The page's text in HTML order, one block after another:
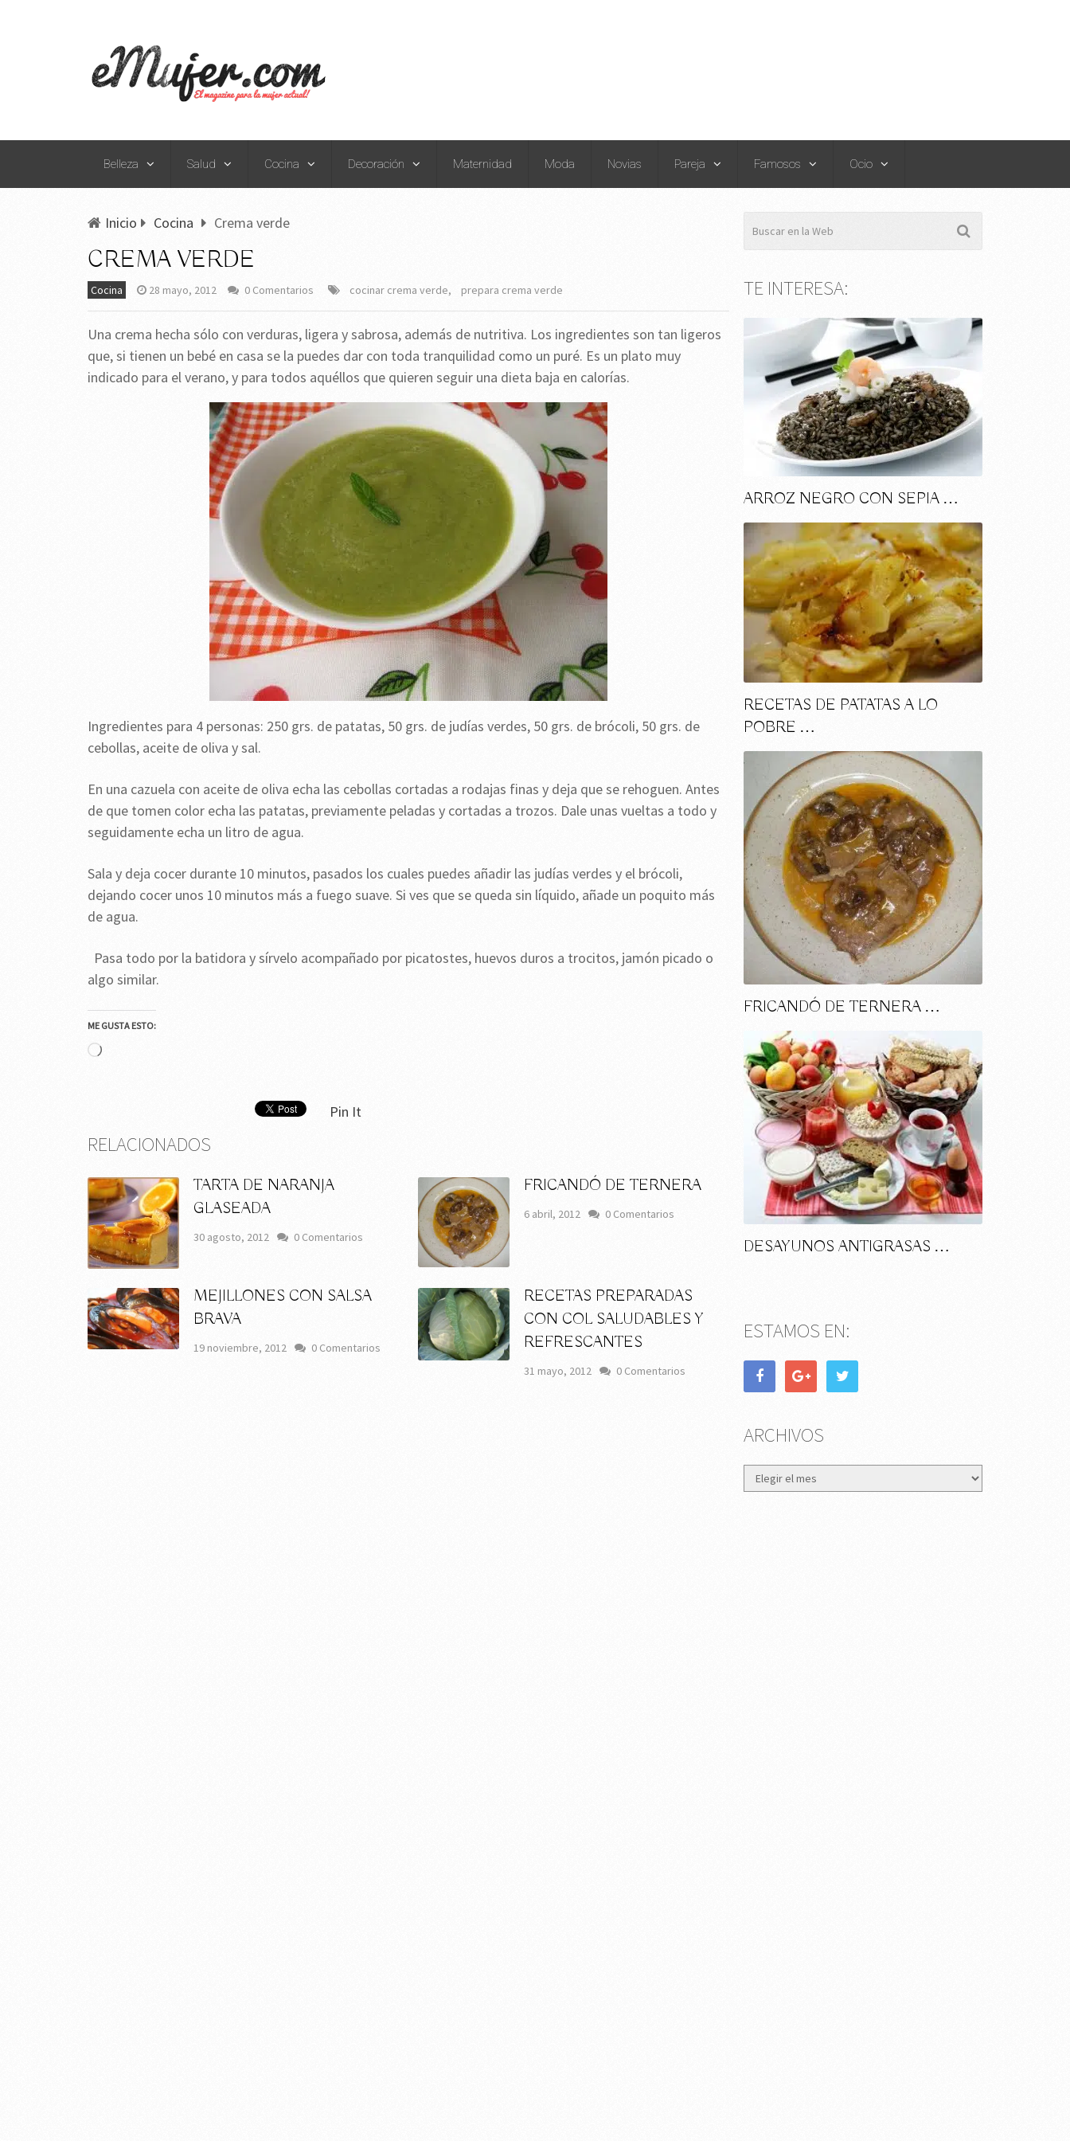
Belleza Salud Cocina Decoración Maternidad Moda Novias Pareja Famosos Ocio
Inicio Cocina Crema verde
CREMA VERDE
Cocina 28 mayo, 2012 0 Comentarios cocinar crema verde, prepara crema verde
Una crema hecha sólo con verduras, ligera y sabrosa, además de nutritiva. Los ingredientes son tan ligeros
que, si tienen un bebé en casa se la puedes dar con toda tranquilidad como un puré. Es un plato muy
indicado para el verano, y para todos aquéllos que quieren seguir una dieta baja en calorías.
Ingredientes para 4 personas: 250 grs. de patatas, 50 grs. de judías verdes, 50 grs. de brócoli, 50 grs. de
cebollas, aceite de oliva y sal.
En una cazuela con aceite de oliva echa las cebollas cortadas a rodajas finas y deja que se rehoguen. Antes
de que tomen color echa las patatas, previamente peladas y cortadas a trozos. Dale unas vueltas a todo y
seguidamente echa un litro de agua.
Sala y deja cocer durante 10 minutos, pasados los cuales puedes añadir las judías verdes y el brócoli,
dejando cocer unos 10 minutos más a fuego suave. Si ves que se queda sin líquido, añade un poquito más
de agua.
Pasa todo por la batidora y sírvelo acompañado por picatostes, huevos duros a trocitos, jamón picado o
algo similar.
ME GUSTA ESTO:
Cargando...
Pin It
RELACIONADOS
TARTA DE NARANJA
GLASEADA
30 agosto, 2012 0 Comentarios
FRICANDÓ DE TERNERA
6 abril, 2012 0 Comentarios
MEJILLONES CON SALSA
BRAVA
19 noviembre, 2012 0 Comentarios
RECETAS PREPARADAS
CON COL SALUDABLES Y
REFRESCANTES
31 mayo, 2012 0 Comentarios
TE INTERESA:
ARROZ NEGRO CON SEPIA …
RECETAS DE PATATAS A LO
POBRE …
FRICANDÓ DE TERNERA …
DESAYUNOS ANTIGRASAS …
ESTAMOS EN:
ARCHIVOS
Archivos